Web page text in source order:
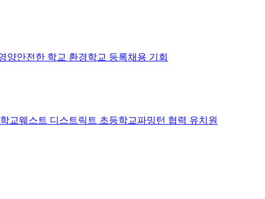
양안전한 학교 환경학교 등록채용 기회
교웨스트 디스트릭트 초등학교파밍턴 협력 유치원